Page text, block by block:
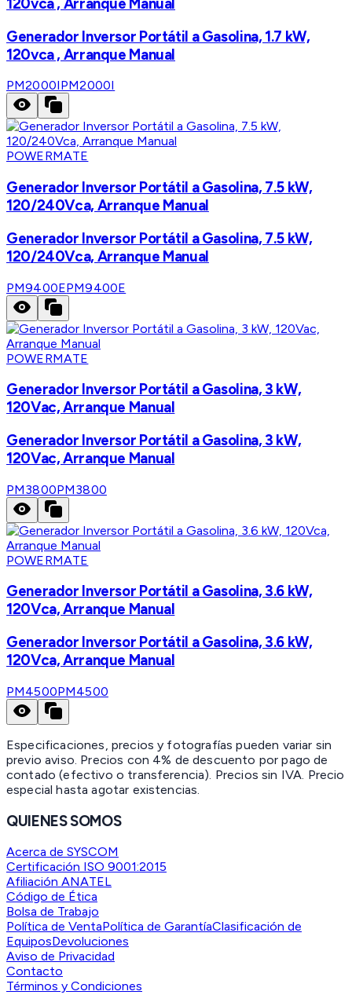
Generador Inversor Portátil a Gasolina, 1.7 kW,
120vca , Arranque Manual
PM2000IPM2000I
POWERMATE
Generador Inversor Portátil a Gasolina, 7.5 kW,
120/240Vca, Arranque Manual
Generador Inversor Portátil a Gasolina, 7.5 kW,
120/240Vca, Arranque Manual
PM9400EPM9400E
POWERMATE
Generador Inversor Portátil a Gasolina, 3 kW,
120Vac, Arranque Manual
Generador Inversor Portátil a Gasolina, 3 kW,
120Vac, Arranque Manual
PM3800PM3800
POWERMATE
Generador Inversor Portátil a Gasolina, 3.6 kW,
120Vca, Arranque Manual
Generador Inversor Portátil a Gasolina, 3.6 kW,
120Vca, Arranque Manual
PM4500PM4500
Especificaciones, precios y fotografías pueden variar sin
previo aviso. Precios con 4% de descuento por pago de
contado (efectivo o transferencia). Precios sin IVA. Precio
especial hasta agotar existencias.
QUIENES SOMOS
Acerca de SYSCOM
Certificación ISO 9001:2015
Afiliación ANATEL
Código de Ética
Bolsa de Trabajo
Política de VentaPolítica de GarantíaClasificación de
EquiposDevoluciones
Aviso de Privacidad
Contacto
Términos y Condiciones